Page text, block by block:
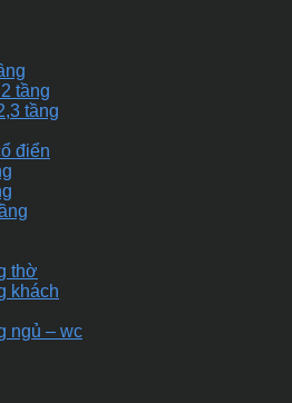
tầng
tầng
điển
thờ
khách
ngủ – wc